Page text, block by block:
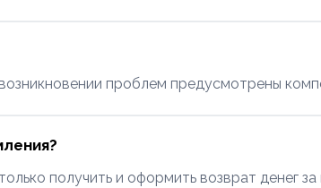
проблем предусмотрены
получить и оформить возврат денег за